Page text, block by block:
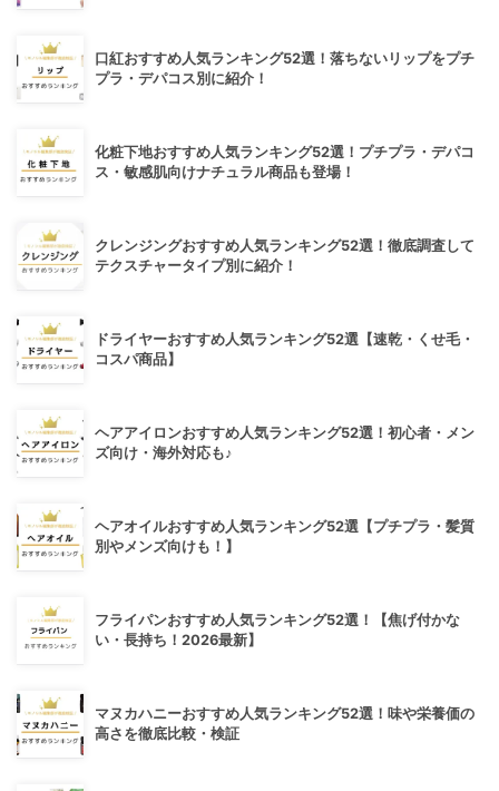
口紅おすすめ人気ランキング52選！落ちないリップをプチ
プラ・デパコス別に紹介！
化粧下地おすすめ人気ランキング52選！プチプラ・デパコ
ス・敏感肌向けナチュラル商品も登場！
クレンジングおすすめ人気ランキング52選！徹底調査して
テクスチャータイプ別に紹介！
ドライヤーおすすめ人気ランキング52選【速乾・くせ毛・
コスパ商品】
ヘアアイロンおすすめ人気ランキング52選！初心者・メン
ズ向け・海外対応も♪
ヘアオイルおすすめ人気ランキング52選【プチプラ・髪質
別やメンズ向けも！】
フライパンおすすめ人気ランキング52選！【焦げ付かな
い・長持ち！2026最新】
マヌカハニーおすすめ人気ランキング52選！味や栄養価の
高さを徹底比較・検証